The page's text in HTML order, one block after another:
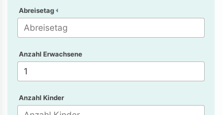
Abreisetag
Anzahl Erwachsene
Anzahl Kinder